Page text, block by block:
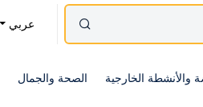
عربي
والأنشطة الخارجية الصحة والجمال